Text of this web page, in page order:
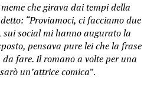
che girava dai tempi della
“Proviamoci, ci facciamo due
sui social mi hanno augurato la
pensava pure lei che la frase
fare. Il romano a volte per una
un’attrice comica”.